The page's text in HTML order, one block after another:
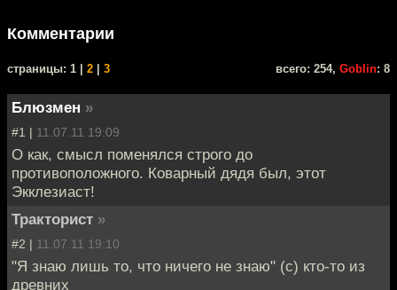
Комментарии
cтраницы: 1 | 2 | 3 всего: 254, Goblin: 8
Блюзмен »
#1 | 11.07.11 19:09
О как, смысл поменялся строго до
противоположного. Коварный дядя был, этот
Экклезиаст!
Тракторист »
#2 | 11.07.11 19:10
"Я знаю лишь то, что ничего не знаю" (с) кто-то из
древних